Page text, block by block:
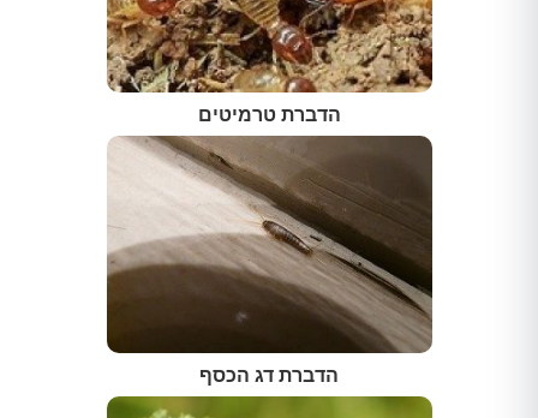
הדברת טרמיטים
הדברת דג הכסף